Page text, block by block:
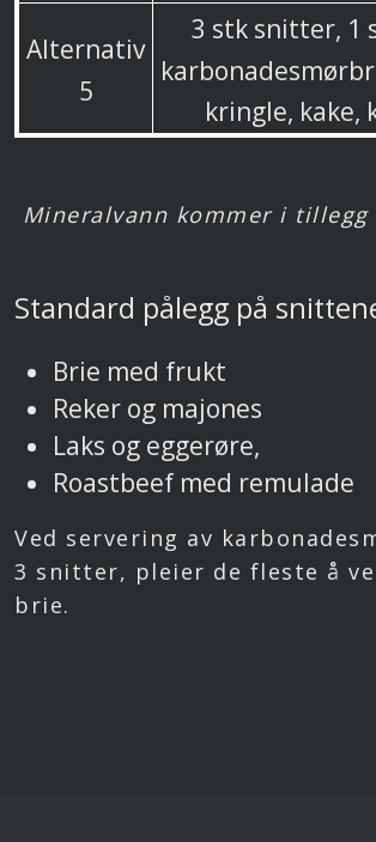
Alternativ
5
3 stk snitter, 1
kringle, kake,
Mineralvann kommer i
Standard pålegg på
Brie med frukt
Reker og majones
Laks og eggerøre,
Roastbeef med remulade
Ved servering av
3 snitter, pleier de fleste å
brie.